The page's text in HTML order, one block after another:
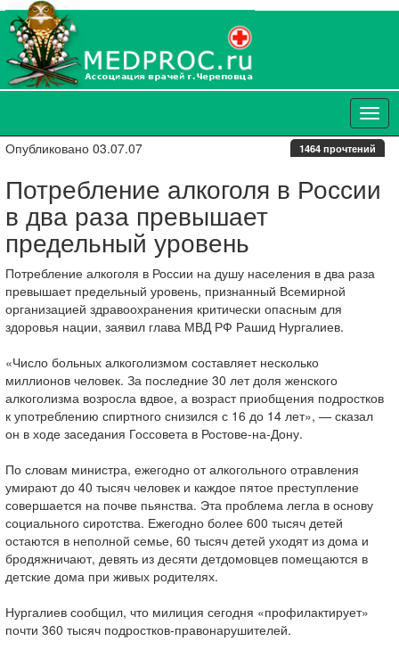
Опубликовано 03.07.07 1464 прочтений
Потребление алкоголя в России
в два раза превышает
предельный уровень
Потребление алкоголя в России на душу населения в два раза
превышает предельный уровень, признанный Всемирной
организацией здравоохранения критически опасным для
здоровья нации, заявил глава МВД РФ Рашид Нургалиев.
«Число больных алкоголизмом составляет несколько
миллионов человек. За последние 30 лет доля женского
алкоголизма возросла вдвое, а возраст приобщения подростков
к употреблению спиртного снизился с 16 до 14 лет», — сказал
он в ходе заседания Госсовета в Ростове-на-Дону.
По словам министра, ежегодно от алкогольного отравления
умирают до 40 тысяч человек и каждое пятое преступление
совершается на почве пьянства. Эта проблема легла в основу
социального сиротства. Ежегодно более 600 тысяч детей
остаются в неполной семье, 60 тысяч детей уходят из дома и
бродяжничают, девять из десяти детдомовцев помещаются в
детские дома при живых родителях.
Нургалиев сообщил, что милиция сегодня «профилактирует»
почти 360 тысяч подростков-правонарушителей.